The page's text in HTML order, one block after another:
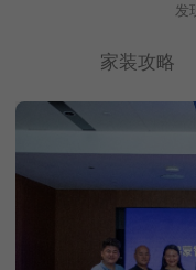
发
家装攻略